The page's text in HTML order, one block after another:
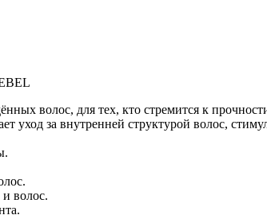
волос, для тех, кто стремится к
уход за внутренней структурой волос,
волос.